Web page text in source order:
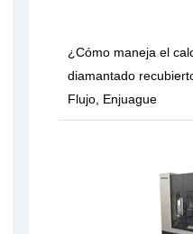
¿Cómo maneja el
diamantado
Flujo, Enjuague